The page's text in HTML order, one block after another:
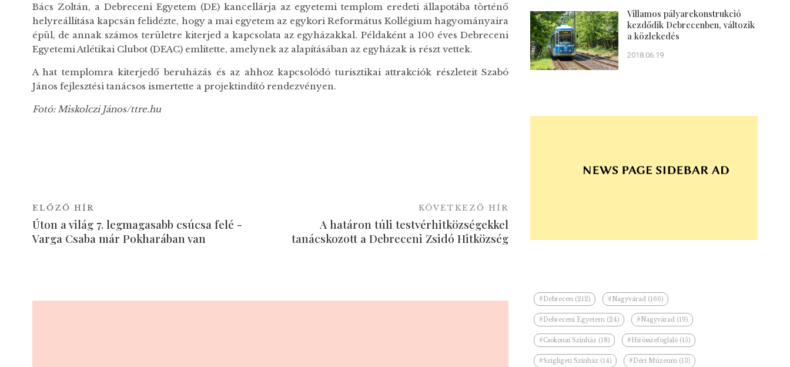
Bács Zoltán, a Debreceni Egyetem (DE) kancellárja az egyetemi templom eredeti állapotába történő
helyreállítása kapcsán felidézte, hogy a mai egyetem az egykori Református Kollégium hagyományaira
épül, de annak számos területre kiterjed a kapcsolata az egyházakkal. Példaként a 100 éves Debreceni
Egyetemi Atlétikai Clubot (DEAC) említette, amelynek az alapításában az egyházak is részt vettek.
A hat templomra kiterjedő beruházás és az ahhoz kapcsolódó turisztikai attrakciók részleteit Szabó
János fejlesztési tanácsos ismertette a projektindító rendezvényen.
Fotó: Miskolczi János/ttre.hu
ELŐZŐ HÍR
Úton a világ 7. legmagasabb csúcsa felé -
Varga Csaba már Pokharában van
KÖVETKEZŐ HÍR
A határon túli testvérhitközségekkel
tanácskozott a Debreceni Zsidó Hitközség
Villamos pályarekonstrukció
kezdődik Debrecenben, változik
a közlekedés
2018.06.19
#Debrecen (212) #Nagyvárad (166)
#Debreceni Egyetem (24) #Nagyvárad (19)
#Csokonai Színház (18) #Hírösszefoglaló (15)
#Szigligeti Színház (14) #Déri Múzeum (13)